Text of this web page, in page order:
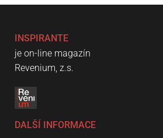
INSPIRANTE
je on-line magazín
Revenium, z.s.
DALŠÍ INFORMACE